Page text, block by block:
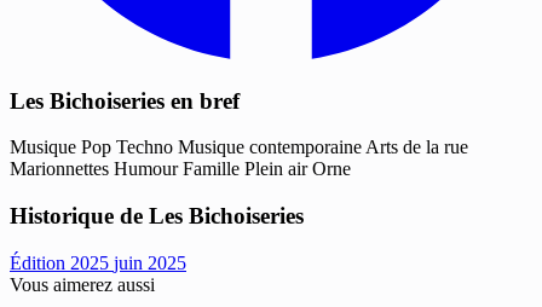
Les Bichoiseries en bref
Musique Pop Techno Musique contemporaineArts de la rue
Marionnettes Humour Famille Plein air Orne
Historique de Les Bichoiseries
Édition 2025 juin 2025
Vous aimerez aussi